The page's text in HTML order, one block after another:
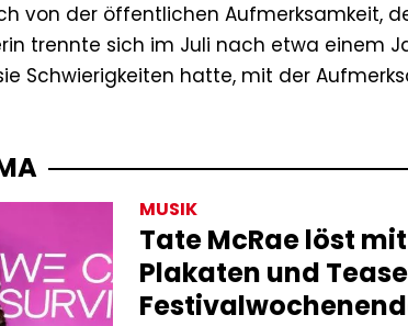
von der öffentlichen Aufmerksamkeit,
trennte sich im Juli nach etwa einem
Schwierigkeiten hatte, mit der
MUSIK
Tate McRae löst
Plakaten und